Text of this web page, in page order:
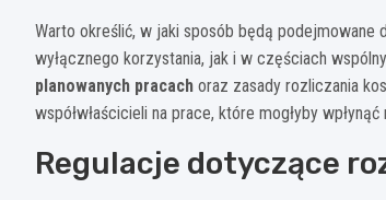
Warto określić, w jaki sposób będą
wyłącznego korzystania, jak i w częściach
planowanych pracach oraz zasady rozliczania
współwłaścicieli na prace, które mogłyby
Regulacje dotyczące